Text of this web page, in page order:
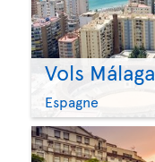
Vols Málaga
Espagne